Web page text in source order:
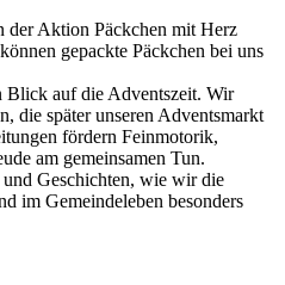
der Aktion Päckchen mit Herz
gepackte Päckchen bei uns
Blick auf die Adventszeit. Wir
die später unseren Adventsmarkt
fördern Feinmotorik,
am gemeinsamen Tun.
Geschichten, wie wir die
im Gemeindeleben besonders